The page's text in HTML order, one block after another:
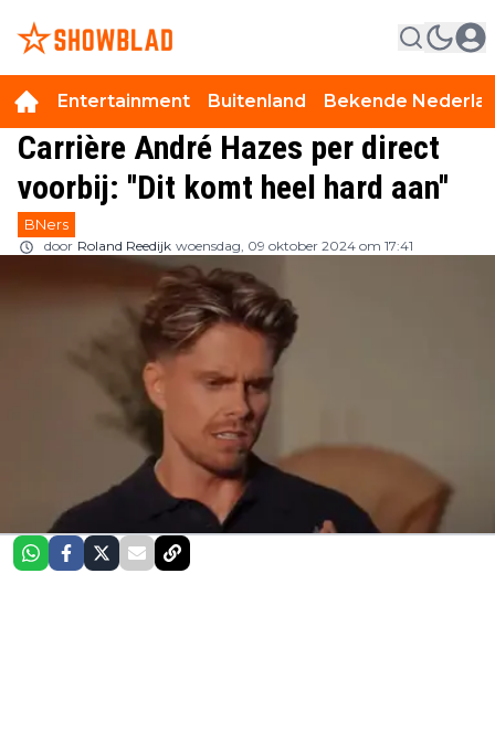
Entertainment Buitenland Bekende
Carrière André Hazes per direct
voorbij: ''Dit komt heel hard aan''
BNers
door Roland Reedijk woensdag, 09 oktober 2024 om 17:41